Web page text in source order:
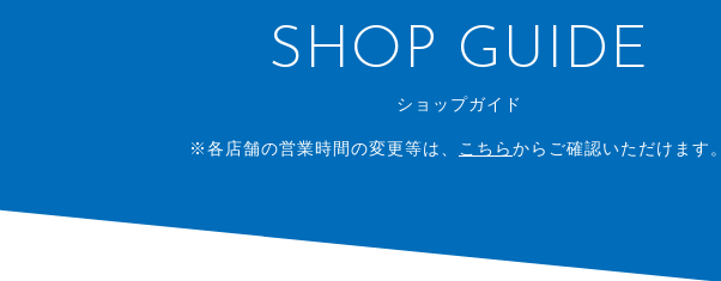
SHOP GUIDE
ショップガイド
※各店舗の営業時間の変更等は、 こちら からご確認いただけます。